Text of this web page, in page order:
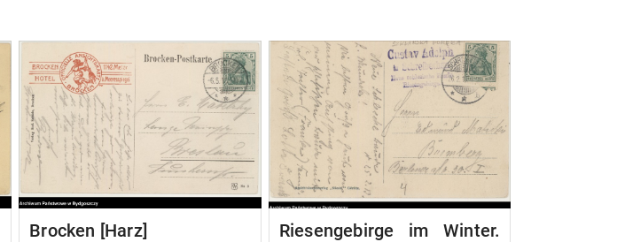
Brocken [Harz]
Riesengebirge im Winter.